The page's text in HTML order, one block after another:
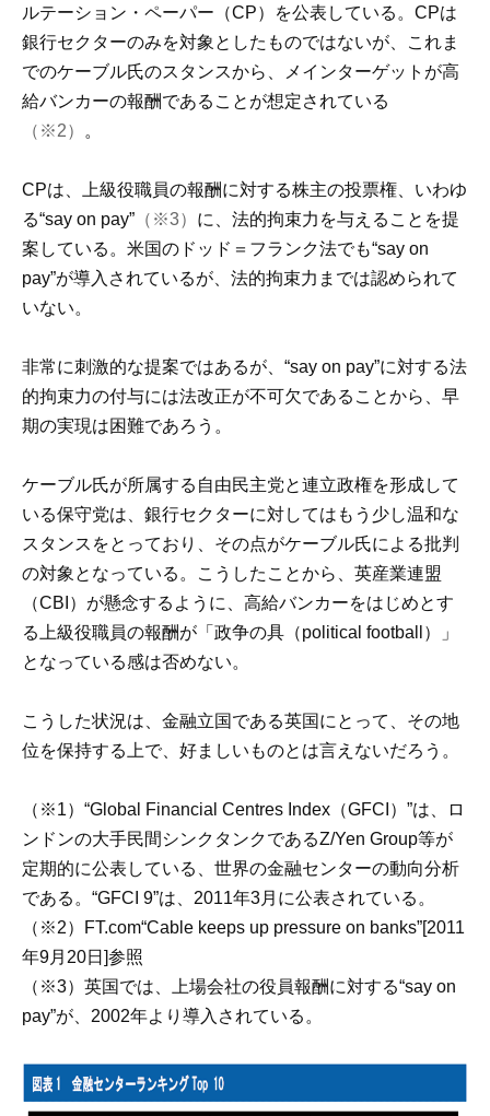
ルテーション・ペーパー（CP）を公表している。CPは
銀行セクターのみを対象としたものではないが、これま
でのケーブル氏のスタンスから、メインターゲットが高
給バンカーの報酬であることが想定されている
（※2）
。
CPは、上級役職員の報酬に対する株主の投票権、いわゆ
る“say on pay” （※3） に、法的拘束力を与えることを提
案している。米国のドッド＝フランク法でも“say on
pay”が導入されているが、法的拘束力までは認められて
いない。
非常に刺激的な提案ではあるが、“say on pay”に対する法
的拘束力の付与には法改正が不可欠であることから、早
期の実現は困難であろう。
ケーブル氏が所属する自由民主党と連立政権を形成して
いる保守党は、銀行セクターに対してはもう少し温和な
スタンスをとっており、その点がケーブル氏による批判
の対象となっている。こうしたことから、英産業連盟
（CBI）が懸念するように、高給バンカーをはじめとす
る上級役職員の報酬が「政争の具（political football）」
となっている感は否めない。
こうした状況は、金融立国である英国にとって、その地
位を保持する上で、好ましいものとは言えないだろう。
（※1）“Global Financial Centres Index（GFCI）”は、ロ
ンドンの大手民間シンクタンクであるZ/Yen Group等が
定期的に公表している、世界の金融センターの動向分析
である。“GFCI 9”は、2011年3月に公表されている。
（※2）FT.com“Cable keeps up pressure on banks”[2011
年9月20日]参照
（※3）英国では、上場会社の役員報酬に対する“say on
pay”が、2002年より導入されている。